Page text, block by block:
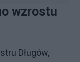
wzrostu
Długów,